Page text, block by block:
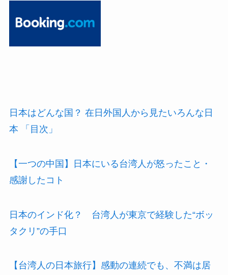
日本はどんな国？ 在日外国人から見たいろんな日
本 「目次」
【一つの中国】日本にいる台湾人が怒ったこと・
感謝したコト
日本のインド化？ 台湾人が東京で経験した“ボッ
タクリ”の手口
【台湾人の日本旅行】感動の連続でも、不満は居